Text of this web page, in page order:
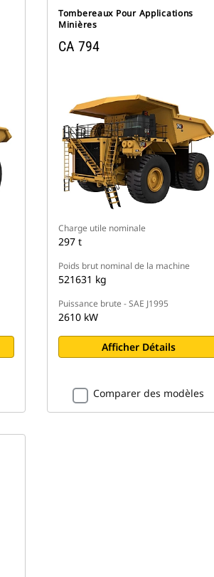
Tombereaux Pour Applications
Minières
CA 794
Charge utile nominale
297 t
Poids brut nominal de la machine
521631 kg
Puissance brute - SAE J1995
2610 kW
Afficher Détails
Comparer des modèles